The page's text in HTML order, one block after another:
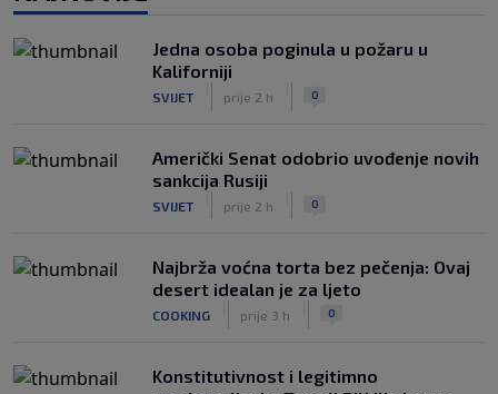
se pitaju gdje je i šta radi (VIDEO)
OSTALI SPORTOVI
Jedna osoba poginula u požaru u
Kaliforniji
SVIJET prije 2 h 0
Američki Senat odobrio uvođenje novih
sankcija Rusiji
SVIJET prije 2 h 0
Najbrža voćna torta bez pečenja: Ovaj
desert idealan je za ljeto
COOKING prije 3 h 0
Konstitutivnost i legitimno